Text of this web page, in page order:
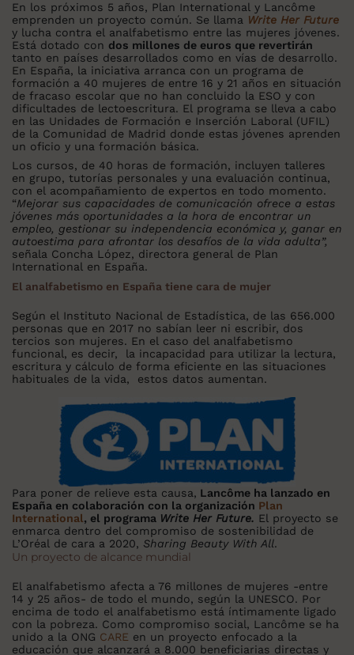
En los próximos 5 años, Plan International y Lancôme
emprenden un proyecto común. Se llama Write Her Future
y lucha contra el analfabetismo entre las mujeres jóvenes.
Está dotado con dos millones de euros que revertirán
tanto en países desarrollados como en vías de desarrollo.
En España, la iniciativa arranca con un programa de
formación a 40 mujeres de entre 16 y 21 años en situación
de fracaso escolar que no han concluido la ESO y con
dificultades de lectoescritura. El programa se lleva a cabo
en las Unidades de Formación e Inserción Laboral (UFIL)
de la Comunidad de Madrid donde estas jóvenes aprenden
un oficio y una formación básica.
Los cursos, de 40 horas de formación, incluyen talleres
en grupo, tutorías personales y una evaluación continua,
con el acompañamiento de expertos en todo momento.
“Mejorar sus capacidades de comunicación ofrece a estas
jóvenes más oportunidades a la hora de encontrar un
empleo, gestionar su independencia económica y, ganar en
autoestima para afrontar los desafíos de la vida adulta”,
señala Concha López, directora general de Plan
International en España.
El analfabetismo en España tiene cara de mujer
Según el Instituto Nacional de Estadística, de las 656.000
personas que en 2017 no sabían leer ni escribir, dos
tercios son mujeres. En el caso del analfabetismo
funcional, es decir, la incapacidad para utilizar la lectura,
escritura y cálculo de forma eficiente en las situaciones
habituales de la vida, estos datos aumentan.
Para poner de relieve esta causa, Lancôme ha lanzado en
España en colaboración con la organización Plan
International, el programa Write Her Future. El proyecto se
enmarca dentro del compromiso de sostenibilidad de
L’Oréal de cara a 2020, Sharing Beauty With All.
Un proyecto de alcance mundial
El analfabetismo afecta a 76 millones de mujeres -entre
14 y 25 años- de todo el mundo, según la UNESCO. Por
encima de todo el analfabetismo está íntimamente ligado
con la pobreza. Como compromiso social, Lancôme se ha
unido a la ONG CARE en un proyecto enfocado a la
educación que alcanzará a 8.000 beneficiarias directas y